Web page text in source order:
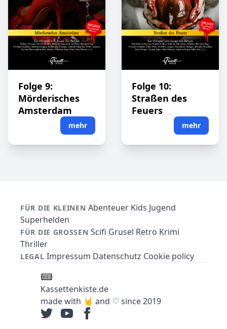
Folge 9:
Mörderisches
Amsterdam
mehr
Folge 10:
Straßen des
Feuers
mehr
FÜR DIE KLEINEN Abenteuer Kids Jugend
Superhelden
FÜR DIE GROSSEN Scifi Grusel Retro Krimi
Thriller
LEGAL Impressum Datenschutz Cookie policy
Kassettenkiste.de
made with 🤘 and ♡ since 2019